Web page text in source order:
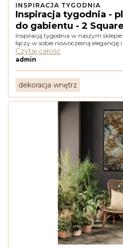
INSPIRACJA TYGODNIA
Inspiracja tygodnia -
do gabientu - 2
Inspiracją tygodnia w naszym
łączy w sobie nowoczesną
Czytaj całość
admin
dekoracja wnętrz